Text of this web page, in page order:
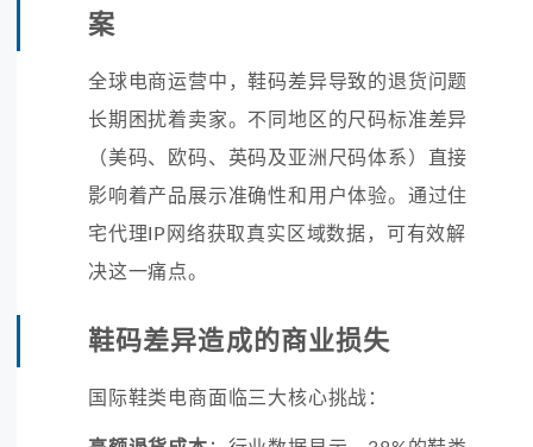
案
全球电商运营中，鞋码差异导致的退货问题
长期困扰着卖家。不同地区的尺码标准差异
（美码、欧码、英码及亚洲尺码体系）直接
影响着产品展示准确性和用户体验。通过住
宅代理IP网络获取真实区域数据，可有效解
决这一痛点。
鞋码差异造成的商业损失
国际鞋类电商面临三大核心挑战：